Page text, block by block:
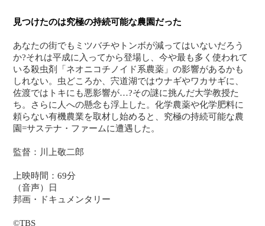
見つけたのは究極の持続可能な農園だった
あなたの街でもミツバチやトンボが減ってはいないだろう
か?それは平成に入ってから登場し、今や最も多く使われて
いる殺虫剤「ネオニコチノイド系農薬」の影響があるかも
しれない。虫どころか、宍道湖ではウナギやワカサギに、
佐渡ではトキにも悪影響が…?その謎に挑んだ大学教授た
ち。さらに人への懸念も浮上した。化学農薬や化学肥料に
頼らない有機農業を取材し始めると、究極の持続可能な農
園=サステナ・ファームに遭遇した。
監督：川上敬二郎
上映時間：69分
（音声）日
邦画・ドキュメンタリー
©TBS